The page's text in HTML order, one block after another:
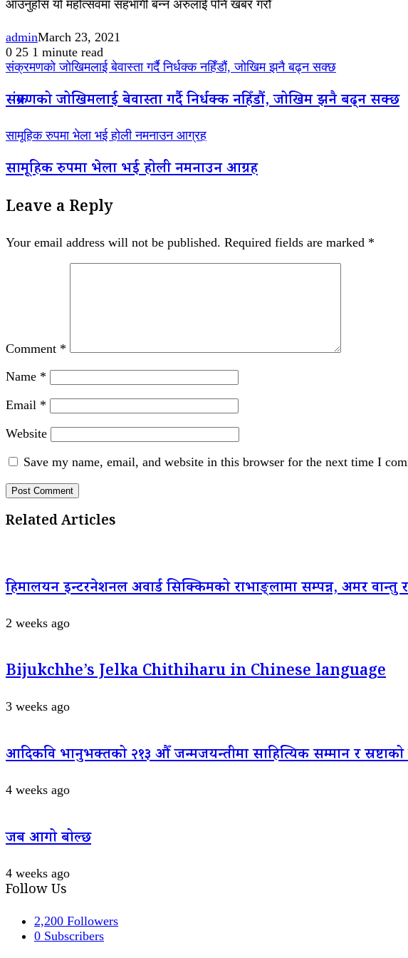
आउनुहोस यो महोत्सवमा सहभागी बन्न अरुलाई पनि खबर गरौँ
adminMarch 23, 2021
0 25 1 minute read
संक्रमणको जोखिमलाई बेवास्ता गर्दै निर्धक्क नहिँडौं, जोखिम झनै बढ्न सक्छ
संक्रमणको जोखिमलाई बेवास्ता गर्दै निर्धक्क नहिँडौं, जोखिम झनै बढ्न सक्छ
सामूहिक रुपमा भेला भई होली नमनाउन आग्रह
सामूहिक रुपमा भेला भई होली नमनाउन आग्रह
Leave a Reply
Your email address will not be published. Required fields are marked *
Comment *
Name *
Email *
Website
Save my name, email, and website in this browser for the next time I
Related Articles
हिमालयन इन्टरनेशनल अवार्ड सिक्किमको राभाङ्लामा सम्पन्न, अमर वान्तु
2 weeks ago
Bijukchhe’s Jelka Chithiharu in Chinese language
3 weeks ago
आदिकवि भानुभक्तको २१३ औँ जन्मजयन्तीमा साहित्यिक सम्मान र स्रष्टाको
4 weeks ago
जब आगो बोल्छ
4 weeks ago
Follow Us
2,200 Followers
0 Subscribers